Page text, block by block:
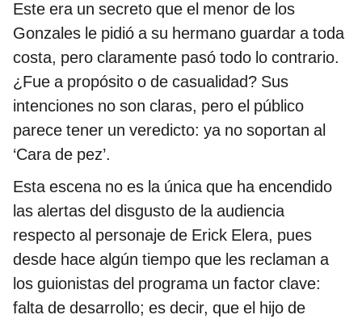
Este era un secreto que el menor de los
Gonzales le pidió a su hermano guardar a toda
costa, pero claramente pasó todo lo contrario.
¿Fue a propósito o de casualidad? Sus
intenciones no son claras, pero el público
parece tener un veredicto: ya no soportan al
‘Cara de pez’.
Esta escena no es la única que ha encendido
las alertas del disgusto de la audiencia
respecto al personaje de Erick Elera, pues
desde hace algún tiempo que les reclaman a
los guionistas del programa un factor clave:
falta de desarrollo; es decir, que el hijo de